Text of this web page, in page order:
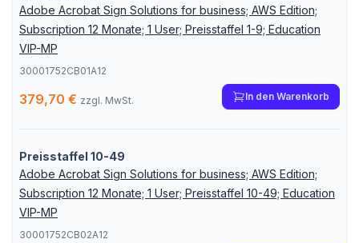
Adobe Acrobat Sign Solutions for business; AWS Edition;
Subscription 12 Monate; 1 User; Preisstaffel 1-9; Education
VIP-MP
30001752CB01A12
379,70 € zzgl. MwSt. In den Warenkorb
Preisstaffel 10-49
Adobe Acrobat Sign Solutions for business; AWS Edition;
Subscription 12 Monate; 1 User; Preisstaffel 10-49; Education
VIP-MP
30001752CB02A12